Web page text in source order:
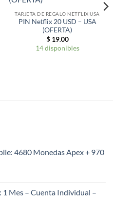
TARJETA DE REGALO NETFLIX USA
PIN Netflix 20 USD – USA
(OFERTA)
$19.00
14 disponibles
4680 Monedas Apex + 970
Mes – Cuenta Individual –